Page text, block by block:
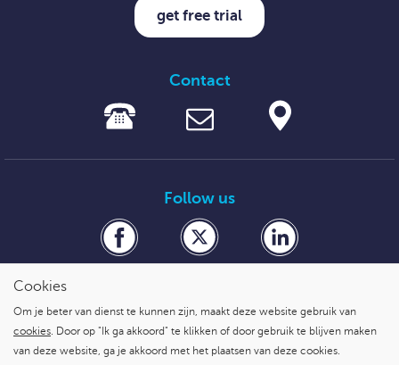
get free trial
Contact
Follow us
veilig betalen met
Cookies
Om je beter van dienst te kunnen zijn, maakt deze website gebruik van
cookies. Door op "Ik ga akkoord" te klikken of door gebruik te blijven maken
van deze website, ga je akkoord met het plaatsen van deze cookies.